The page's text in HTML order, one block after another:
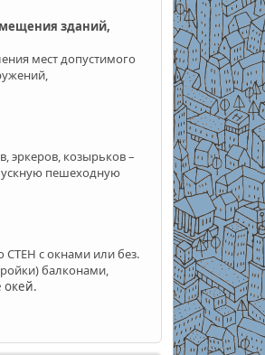
зданий,
мест допустимого
эркеров, козырьков –
пешеходную
СТЕН с окнами или без.
балконами,
окей.